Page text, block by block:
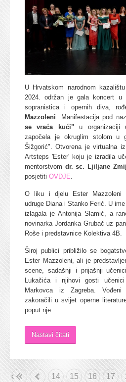
U Hrvatskom narodnom
2024. održan je gala koncert u
sopranistica i opernih diva,
Mazzoleni . Manifestacija pod
se vraća kući"u organizaciji
započela je okruglim stolom u
Šižgorić". Otvorena je virtualna
Artsteps 'Ester' koju je izradila
mentorstvom dr. sc. Ljiljane
posjetiti OVDJE
O liku i djelu Ester Mazzoleni
udruge Diana i Stanko Ferić. U
izlagala je Antonija Slamić, a
novinarka Jordanka Grubač uz
Roše i predstavnice Kolektiva 4B.
Široj publici približilo se
Ester Mazzoleni, ali je
scene, sadašnji i prijašnji
Lukačića i njihovi gosti
Markovca iz Zagreba.
zakoračili u svijet operne
poput nje.
Nastavi čitati
« 14 15 16 17